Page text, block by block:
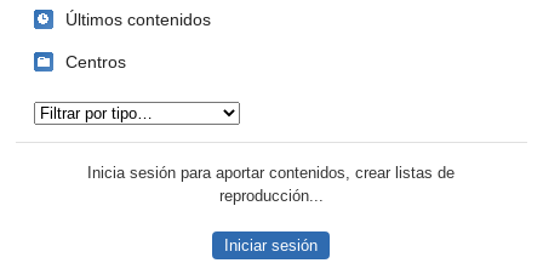
Últimos contenidos
Centros
Inicia sesión para aportar contenidos, crear listas de
reproducción...
Iniciar sesión